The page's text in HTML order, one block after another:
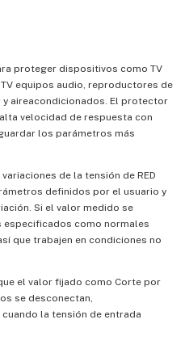
proteger dispositivos como TV
TV equipos audio, reproductores de
aireacondicionados. El protector
velocidad de respuesta con
los parámetros más
de la tensión de RED
definidos por el usuario y
Si el valor medido se
especificados como normales
que trabajen en condiciones no
el valor fijado como Corte por
se desconectan,
la tensión de entrada